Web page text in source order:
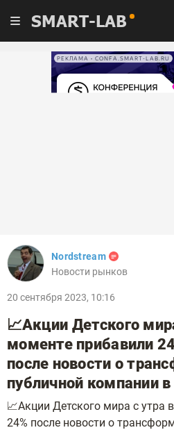
SMART-LAB
РЕКЛАМА • CONFA.SMART-LAB.RU
Nordstream
Новости рынков
20 сентября 2023, 10:16
📈Акции Детского
моменте прибавили
после новости о
публичной компании
📈Акции Детского мира с утра
24% после новости о